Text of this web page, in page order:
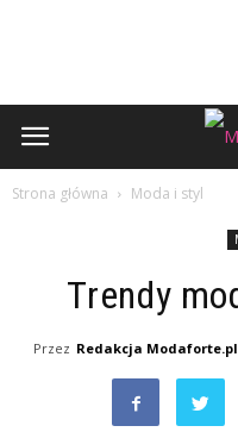
Strona główna Moda i styl
Trendy
Przez Redakcja Modaforte.pl